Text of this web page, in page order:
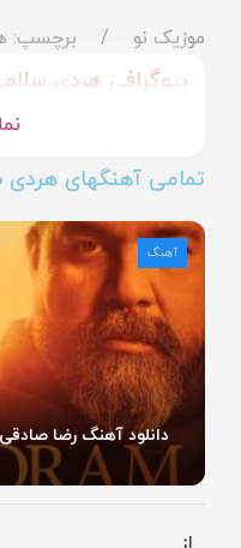
موزیک نو برچسپ:
بیوگرافی هردی
تمامی آهنگهای هردی
دانلود آهنگ رضا
آهنگ